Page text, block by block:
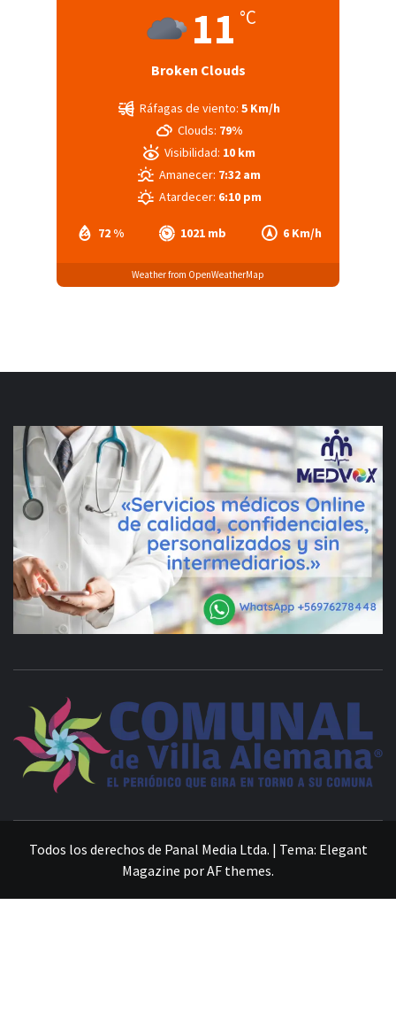
11 °C
Broken Clouds
72 % 1021 mb 6 Km/h
Ráfagas de viento: 5 Km/h
Clouds: 79%
Visibilidad: 10 km
Amanecer: 7:32 am
Atardecer: 6:10 pm
Weather from OpenWeatherMap
Todos los derechos de Panal Media Ltda. | Tema: Elegant
Magazine porAF themes.